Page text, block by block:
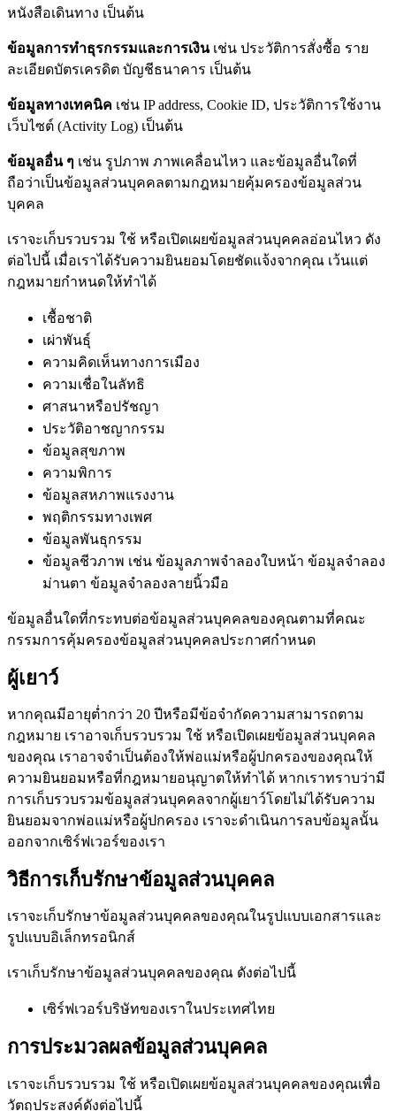
หนังสือเดินทาง เป็นต้น
ข้อมูลการทำธุรกรรมและการเงินเช่น ประวัติการสั่งซื้อ ราย
ละเอียดบัตรเครดิต บัญชีธนาคาร เป็นต้น
ข้อมูลทางเทคนิค เช่น IP address, Cookie ID, ประวัติการใช้งาน
เว็บไซต์ (Activity Log) เป็นต้น
ข้อมูลอื่น ๆ เช่น รูปภาพ ภาพเคลื่อนไหว และข้อมูลอื่นใดที่
ถือว่าเป็นข้อมูลส่วนบุคคลตามกฎหมายคุ้มครองข้อมูลส่วน
บุคคล
เราจะเก็บรวบรวม ใช้ หรือเปิดเผยข้อมูลส่วนบุคคลอ่อนไหว ดัง
ต่อไปนี้ เมื่อเราได้รับความยินยอมโดยชัดแจ้งจากคุณ เว้นแต่
กฎหมายกำหนดให้ทำได้
เชื้อชาติ
เผ่าพันธุ์
ความคิดเห็นทางการเมือง
ความเชื่อในลัทธิ
ศาสนาหรือปรัชญา
ประวัติอาชญากรรม
ข้อมูลสุขภาพ
ความพิการ
ข้อมูลสหภาพแรงงาน
พฤติกรรมทางเพศ
ข้อมูลพันธุกรรม
ข้อมูลชีวภาพ เช่น ข้อมูลภาพจำลองใบหน้า ข้อมูลจำลอง
ม่านตา ข้อมูลจำลองลายนิ้วมือ
ข้อมูลอื่นใดที่กระทบต่อข้อมูลส่วนบุคคลของคุณตามที่คณะ
กรรมการคุ้มครองข้อมูลส่วนบุคคลประกาศกำหนด
ผู้เยาว์
หากคุณมีอายุต่ำกว่า 20 ปีหรือมีข้อจำกัดความสามารถตาม
กฎหมาย เราอาจเก็บรวบรวม ใช้ หรือเปิดเผยข้อมูลส่วนบุคคล
ของคุณ เราอาจจำเป็นต้องให้พ่อแม่หรือผู้ปกครองของคุณให้
ความยินยอมหรือที่กฎหมายอนุญาตให้ทำได้ หากเราทราบว่ามี
การเก็บรวบรวมข้อมูลส่วนบุคคลจากผู้เยาว์โดยไม่ได้รับความ
ยินยอมจากพ่อแม่หรือผู้ปกครอง เราจะดำเนินการลบข้อมูลนั้น
ออกจากเซิร์ฟเวอร์ของเรา
วิธีการเก็บรักษาข้อมูลส่วนบุคคล
เราจะเก็บรักษาข้อมูลส่วนบุคคลของคุณในรูปแบบเอกสารและ
รูปแบบอิเล็กทรอนิกส์
เราเก็บรักษาข้อมูลส่วนบุคคลของคุณ ดังต่อไปนี้
เซิร์ฟเวอร์บริษัทของเราในประเทศไทย
การประมวลผลข้อมูลส่วนบุคคล
เราจะเก็บรวบรวม ใช้ หรือเปิดเผยข้อมูลส่วนบุคคลของคุณเพื่อ
วัตถุประสงค์ดังต่อไปนี้